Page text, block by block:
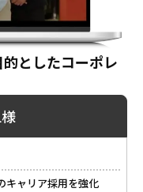
としたコーポレ
キャリア採用を強化